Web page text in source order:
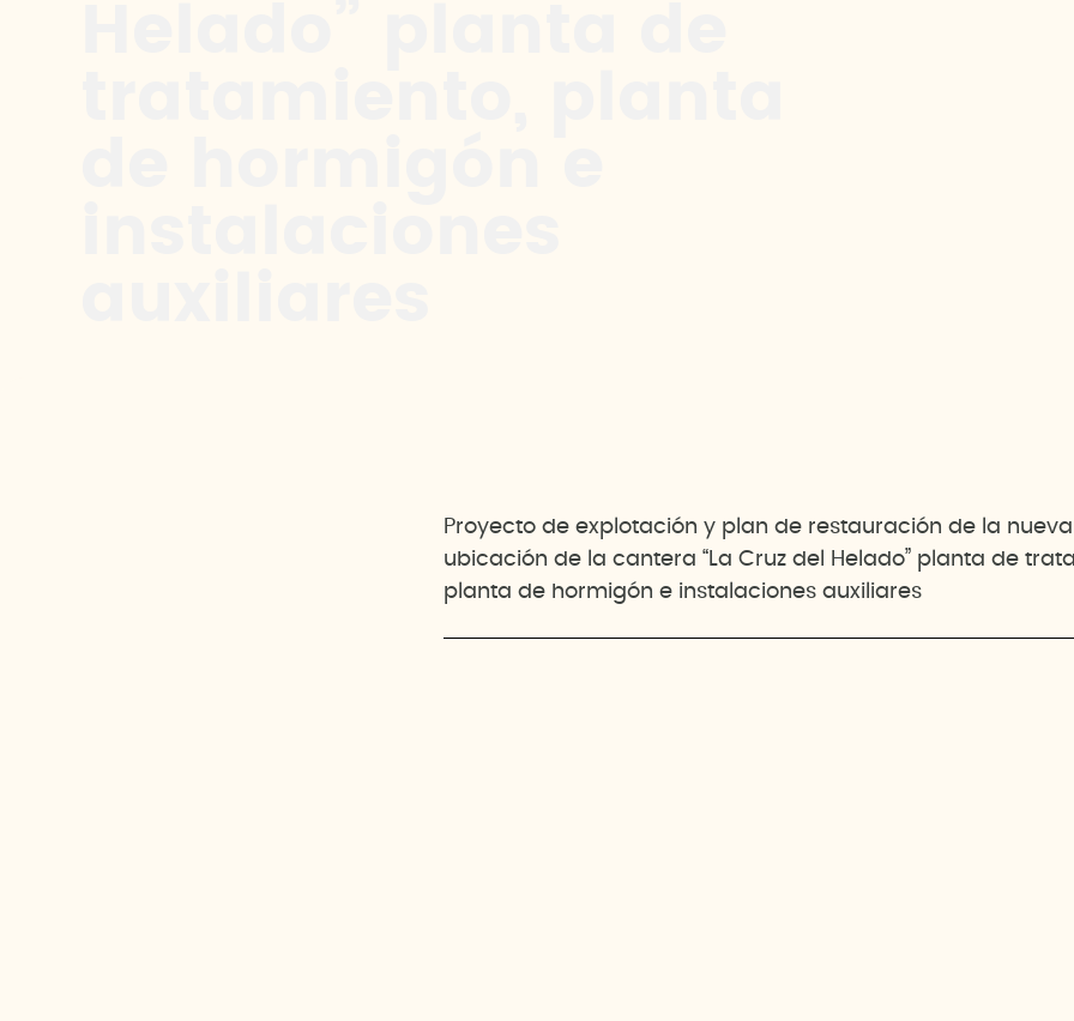
Proyecto de explotación y plan de restauración de la nueva
ubicación de la cantera “La Cruz del Helado” planta de
planta de hormigón e instalaciones auxiliares